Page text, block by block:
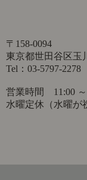
〒158-0094
東京都世田谷区玉
Tel：03-5797-2278
営業時間 11:00 ～
水曜定休（水曜が